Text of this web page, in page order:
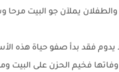
والطفلان يملآن جو البيت مرحا
يدوم فقد بدأ صفو حياة هذه
فخيم الحزن على البيت